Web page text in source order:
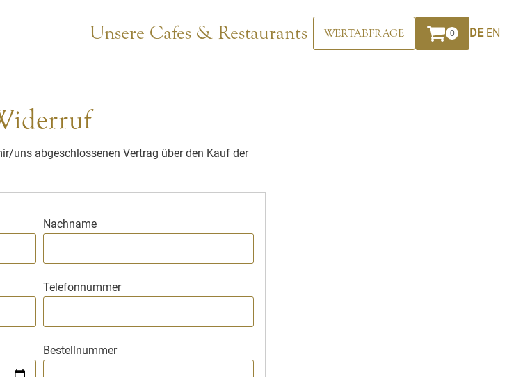
Unsere Cafes & Restaurants WERTABFRAGE 0 DE EN
uns abgeschlossenen Vertrag über den Kauf der
Nachname
Telefonnummer
Bestellnummer